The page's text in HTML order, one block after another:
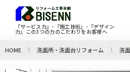
『サービス力』･『施工技術』･『デザイン
力』この3つの力のこだわりをお客様へ
HOME 洗面所・洗面台リフォーム 洗